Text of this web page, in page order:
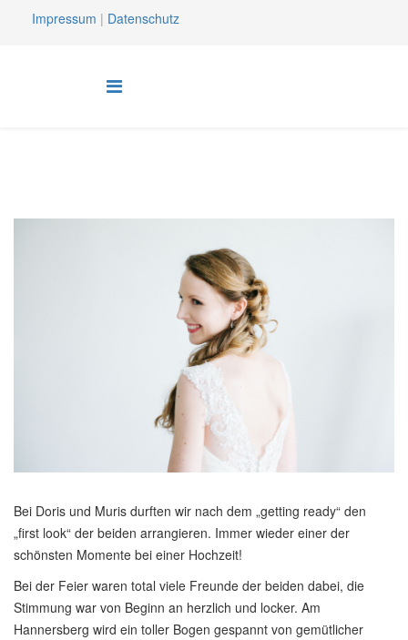
Impressum | Datenschutz
Bei Doris und Muris durften wir nach dem „getting ready“ den
„first look“ der beiden arrangieren. Immer wieder einer der
schönsten Momente bei einer Hochzeit!
Bei der Feier waren total viele Freunde der beiden dabei, die
Stimmung war von Beginn an herzlich und locker. Am
Hannersberg wird ein toller Bogen gespannt von gemütlicher